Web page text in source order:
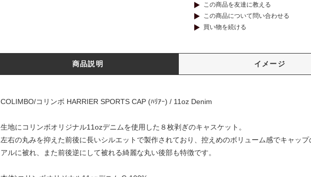
この商品を友達に教える
この商品について問い合わせる
買い物を続ける
商品説明 イメージ
COLIMBO/コリンボ HARRIER SPORTS CAP (ﾊﾘｱｰ) / 11oz Denim
生地にコリンボオリジナル11ozデニムを使用した８枚剥ぎのキャスケット。
左右の丸みを抑えた前後に長いシルエットで製作されており、控えめのボリューム感でキャップ
アルに被れ、また前後逆にして被れる綺麗な丸い後部も特徴です。